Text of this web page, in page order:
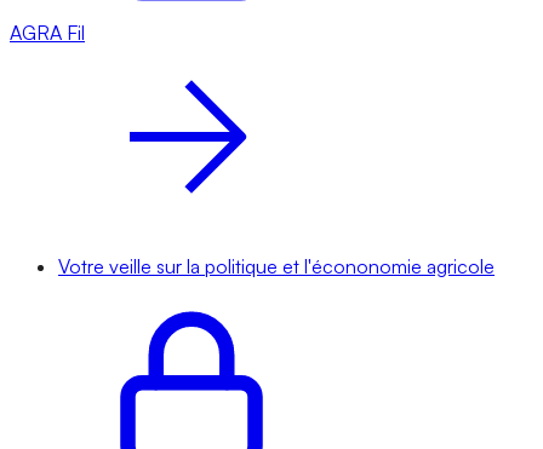
AGRA Fil
Votre veille sur la politique et l'écononomie agricole